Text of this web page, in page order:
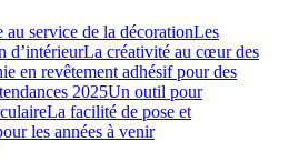
service de la décorationLes
d’intérieurLa créativité au cœur des
en revêtement adhésif pour des
2025Un outil pour
La facilité de pose et
les années à venir